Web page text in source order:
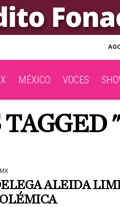
MÉXICO VOCES
TAGGED
ALEIDA